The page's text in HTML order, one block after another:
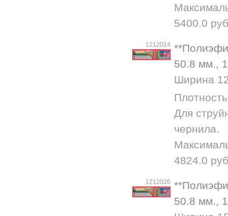
5400.0
1212024
50.8 мм.,
Ширина
Для
чернила.
4824.0
1212026
50.8 мм.,